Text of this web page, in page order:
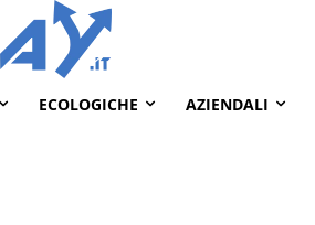
ECOLOGICHE AZIENDALI